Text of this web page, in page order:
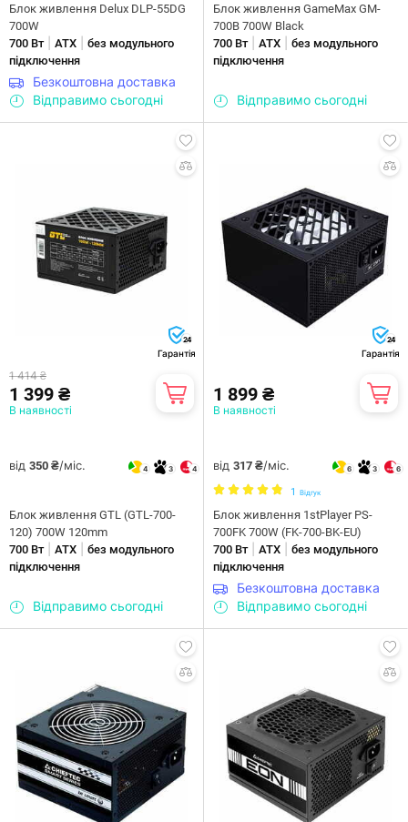
Блок живлення Delux DLP-55DG
700W
700 Вт| ATX
без модульного
підключення
Безкоштовна доставка
Відправимо сьогодні
Блок живлення GameMax GM-
700B 700W Black
700 Вт| ATX
без модульного
підключення
Відправимо сьогодні
24
Гарантія
1 414 ₴
1 399 ₴
В наявності
від 350 ₴/міс. 4 3 4
Блок живлення GTL (GTL-700-
120) 700W 120mm
700 Вт| ATX
без модульного
підключення
Відправимо сьогодні
24
Гарантія
1 899 ₴
В наявності
від 317 ₴/міс. 6 3 6
1 Відгук
Блок живлення 1stPlayer PS-
700FK 700W (FK-700-BK-EU)
700 Вт| ATX
без модульного
підключення
Безкоштовна доставка
Відправимо сьогодні